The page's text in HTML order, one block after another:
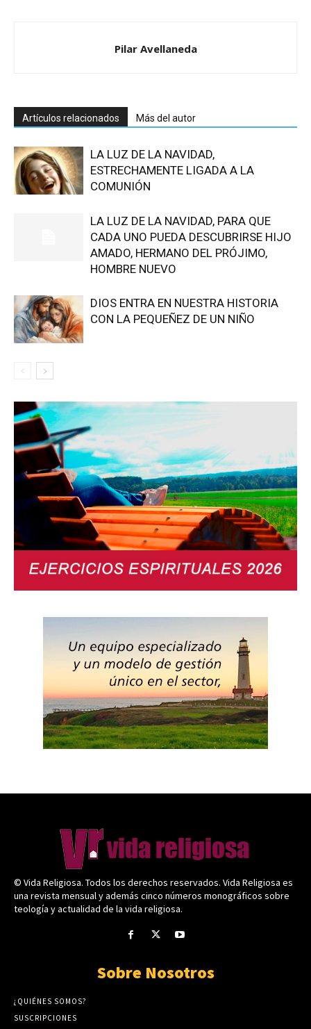
Pilar Avellaneda
Artículos relacionados Más del autor
LA LUZ DE LA NAVIDAD,
ESTRECHAMENTE LIGADA A LA
COMUNIÓN
LA LUZ DE LA NAVIDAD, PARA QUE
CADA UNO PUEDA DESCUBRIRSE HIJO
AMADO, HERMANO DEL PRÓJIMO,
HOMBRE NUEVO
DIOS ENTRA EN NUESTRA HISTORIA
CON LA PEQUEÑEZ DE UN NIÑO
© Vida Religiosa. Todos los derechos reservados. Vida Religiosa es
una revista mensual y además cinco números monográficos sobre
teología y actualidad de la vida religiosa.
Sobre Nosotros
¿QUIÉNES SOMOS?
SUSCRIPCIONES